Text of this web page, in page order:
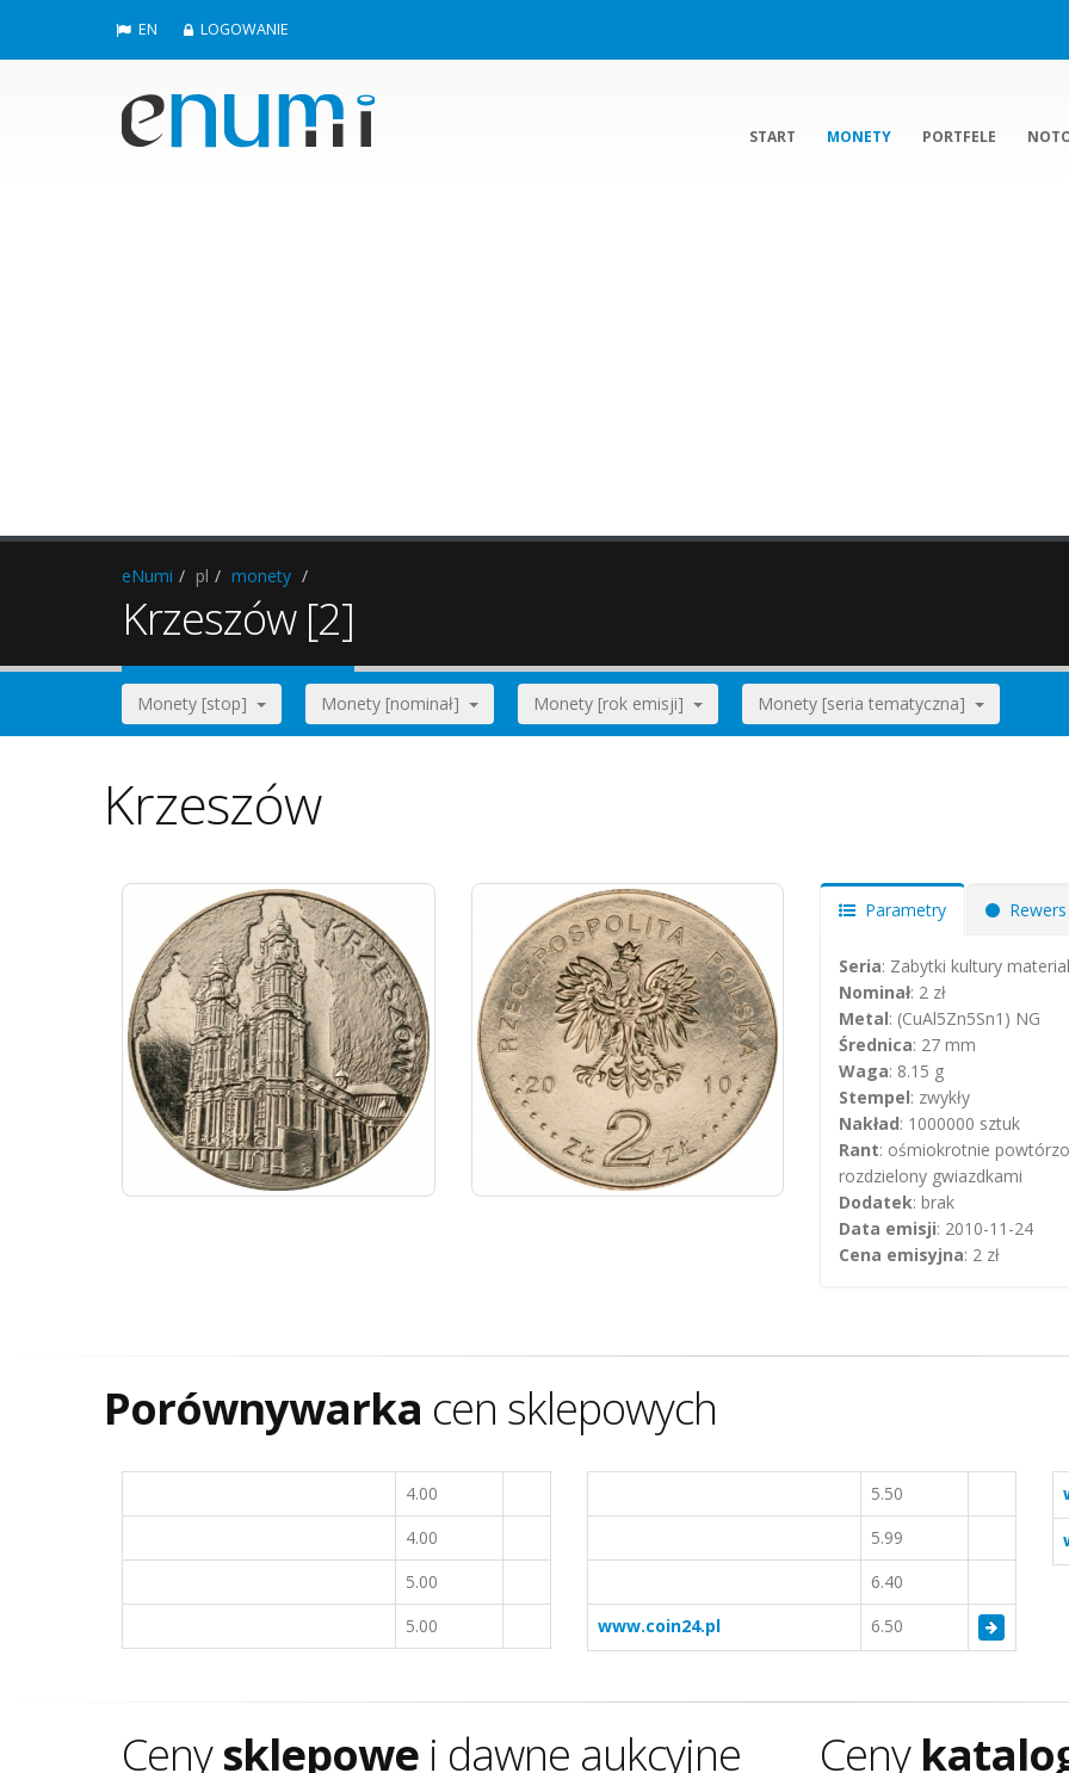
EN LOGOWANIE
START MONETY PORTFELE
eNumi pl monety
Krzeszów [2]
Monety [stop] Monety [nominał] Monety [rok emisji] Monety [seria tematyczna]
Krzeszów
Parametry Rewers
Seria: Zabytki kultury
Nominał: 2 zł
Metal: (CuAl5Zn5Sn1) NG
Średnica: 27 mm
Waga: 8.15 g
Stempel: zwykły
Nakład: 1000000 sztuk
Rant: ośmiokrotnie
rozdzielony gwiazdkami
Dodatek: brak
Data emisji: 2010-11-24
Cena emisyjna: 2 zł
Porównywarka cen sklepowych
4.00
4.00
5.00
5.00
5.50
5.99
6.40
www.coin24.pl
6.50
Cenysklepowe i dawne aukcyjne Ceny